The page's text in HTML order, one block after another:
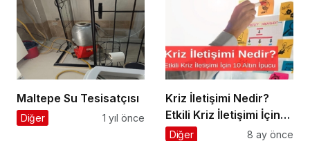
Maltepe Su Tesisatçısı
Diğer 1 yıl önce
Kriz İletişimi Nedir?
Etkili Kriz İletişimi İçin
10 Altın İpucu
Diğer 8 ay önce